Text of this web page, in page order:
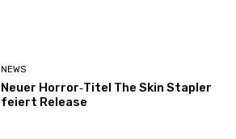
NEWS
Neuer Horror‑Titel The Skin Stapler
feiert Release